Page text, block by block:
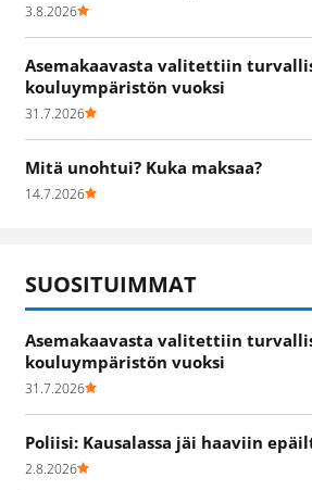
3.8.2026
Asemakaavasta valitettiin
kouluympäristön vuoksi
31.7.2026
Mitä unohtui? Kuka maksaa?
14.7.2026
SUOSITUIMMAT
Asemakaavasta valitettiin
kouluympäristön vuoksi
31.7.2026
Poliisi: Kausalassa jäi haaviin
2.8.2026